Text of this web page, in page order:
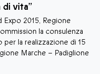
vita”
Expo 2015, Regione
la consulenza
la realizzazione di 15
Marche – Padiglione